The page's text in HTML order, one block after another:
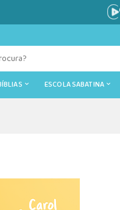
ESCOLA SABATINA